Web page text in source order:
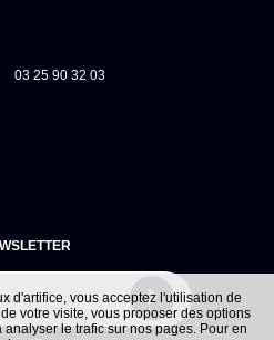
03 25 90 32 03
d'artifice, vous acceptez l'utilisation de
votre visite, vous proposer des options
le trafic sur nos pages. Pour en